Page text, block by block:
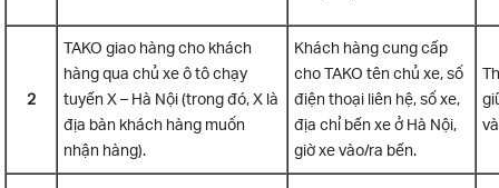
2
TAKO giao hàng cho khách
hàng qua chủ xe ô tô chạy
tuyến X – Hà Nội (trong đó, X là
địa bàn khách hàng muốn
nhận hàng).
Khách hàng cung cấp
cho TAKO tên chủ xe, số
điện thoại liên hệ, số xe,
địa chỉ bến xe ở Hà Nội,
giờ xe vào/ra bến.